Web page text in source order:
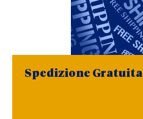
Spedizione Gratuita